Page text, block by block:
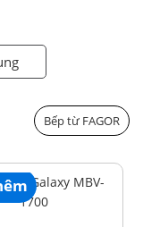
Bếp từ FAGOR